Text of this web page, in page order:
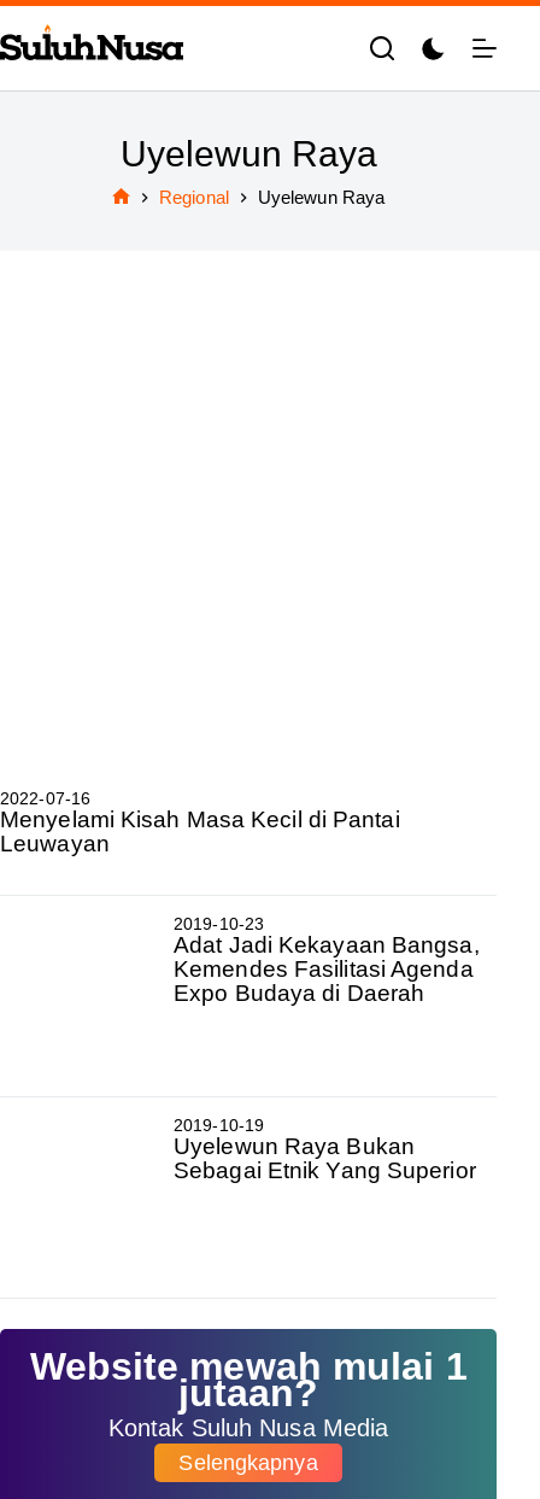
Skip
to
content
Uyelewun Raya
Regional Uyelewun Raya
2022-07-16
Menyelami Kisah Masa Kecil di Pantai
Leuwayan
2019-10-23
Adat Jadi Kekayaan Bangsa,
Kemendes Fasilitasi Agenda
Expo Budaya di Daerah
2019-10-19
Uyelewun Raya Bukan
Sebagai Etnik Yang Superior
Website mewah mulai 1
jutaan?
Kontak Suluh Nusa Media
Selengkapnya